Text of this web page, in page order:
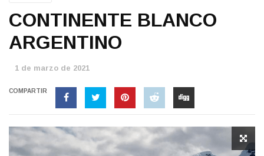
CONTINENTE BLANCO
ARGENTINO
1 de marzo de 2021
COMPARTIR